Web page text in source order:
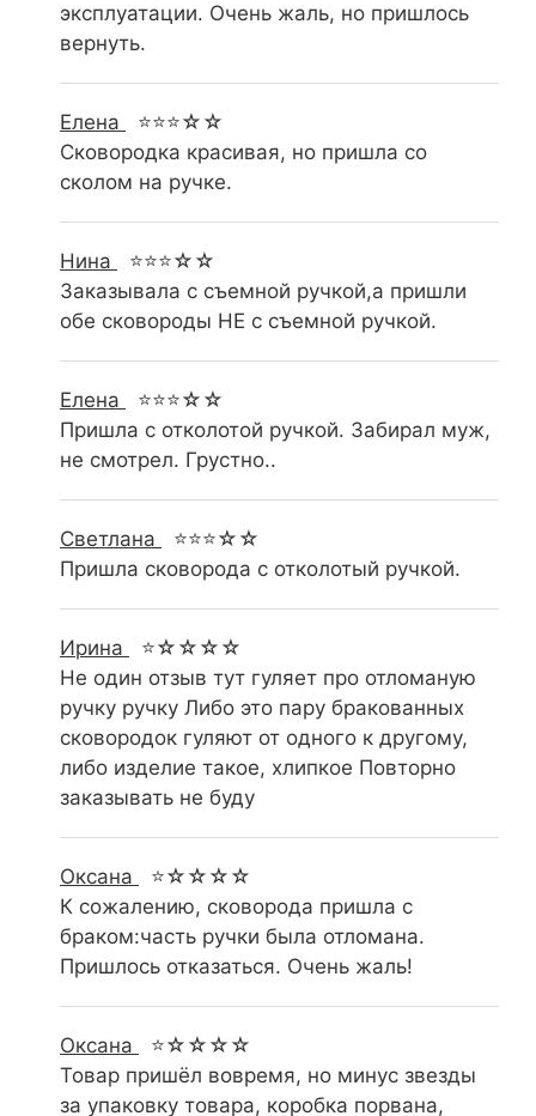
эксплуатации. Очень жаль, но пришлось
вернуть.
Елена
⭐⭐⭐☆☆
Сковородка красивая, но пришла со
сколом на ручке.
Нина
⭐⭐⭐☆☆
Заказывала с съемной ручкой,а пришли
обе сковороды НЕ с съемной ручкой.
Елена
⭐⭐⭐☆☆
Пришла с отколотой ручкой. Забирал муж,
не смотрел. Грустно..
Светлана
⭐⭐⭐☆☆
Пришла сковорода с отколотый ручкой.
Ирина
⭐☆☆☆☆
Не один отзыв тут гуляет про отломаную
ручку ручку Либо это пару бракованных
сковородок гуляют от одного к другому,
либо изделие такое, хлипкое Повторно
заказывать не буду
Оксана
⭐☆☆☆☆
К сожалению, сковорода пришла с
браком:часть ручки была отломана.
Пришлось отказаться. Очень жаль!
Оксана
⭐☆☆☆☆
Товар пришёл вовремя, но минус звезды
за упаковку товара, коробка порвана,